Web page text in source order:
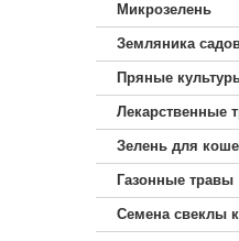
Микрозелень
Земляника
Пряные
Лекарственные
Зелень для
Газонные травы
Семена свеклы